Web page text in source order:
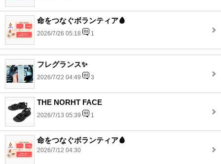
命をつなぐボランティア🩸
2026/7/26 05:18 1
フレグランス✨
2026/7/22 04:49 3
THE NORHT FACE
2026/7/13 05:39 1
命をつなぐボランティア🩸
2026/7/12 04:30